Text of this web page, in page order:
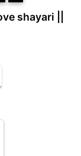
shayari ||